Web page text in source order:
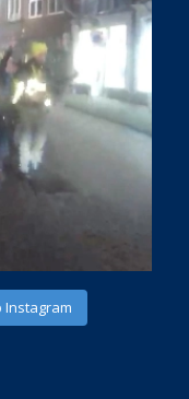
Instagram